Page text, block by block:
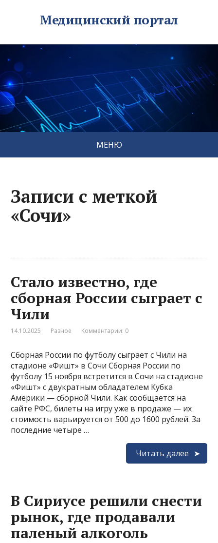
Медицинский портал
МЕНЮ
Записи с меткой
«Сочи»
Стало известно, где
сборная России сыграет с
Чили
14.10.2025 Разное Комментарии: 0
Сборная России по футболу сыграет с Чили на
стадионе «Фишт» в Сочи Сборная России по
футболу 15 ноября встретится в Сочи на стадионе
«Фишт» с двукратным обладателем Кубка
Америки — сборной Чили. Как сообщается на
сайте РФС, билеты на игру уже в продаже — их
стоимость варьируется от 500 до 1600 рублей. За
последние четыре …
Читать далее
В Сириусе решили снести
рынок, где продавали
паленый алкоголь